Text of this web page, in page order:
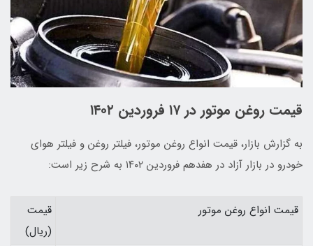
قیمت روغن موتور در ۱۷ فروردین ۱۴۰۲
به گزارش بازار، قیمت انواع روغن موتور، فیلتر روغن و فیلتر هوای
خودرو در بازار آزاد در هفدهم فروردین ۱۴۰۲ به شرح زیر است:
قیمت انواع روغن موتور
قیمت
(ریال)